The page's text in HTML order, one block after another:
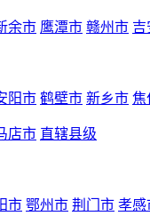
余市 鹰潭市 赣州市 吉
阳市 鹤壁市 新乡市 焦
店市 直辖县级
市 鄂州市 荆门市 孝感